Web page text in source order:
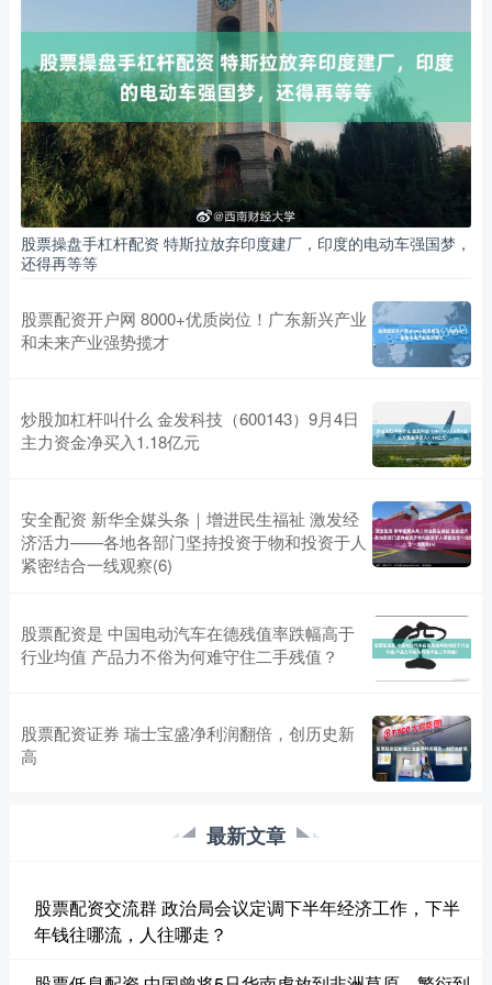
股票操盘手杠杆配资 特斯拉放弃印度建厂，印度的电动车强国梦，
还得再等等
股票配资开户网 8000+优质岗位！广东新兴产业
和未来产业强势揽才
炒股加杠杆叫什么 金发科技（600143）9月4日
主力资金净买入1.18亿元
安全配资 新华全媒头条｜增进民生福祉 激发经
济活力——各地各部门坚持投资于物和投资于人
紧密结合一线观察(6)
股票配资是 中国电动汽车在德残值率跌幅高于
行业均值 产品力不俗为何难守住二手残值？
股票配资证券 瑞士宝盛净利润翻倍，创历史新
高
最新文章
股票配资交流群 政治局会议定调下半年经济工作，下半
年钱往哪流，人往哪走？